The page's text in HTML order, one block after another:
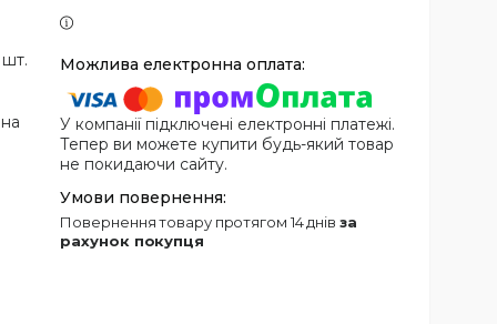
У компанії підключені електронні платежі.
Тепер ви можете купити будь-який товар
не покидаючи сайту.
повернення товару протягом 14 днів за
рахунок покупця